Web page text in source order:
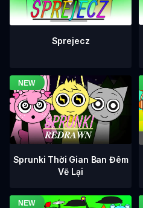
Sprejecz
Sprunki Thời Gian Ban Đêm
Vẽ Lại